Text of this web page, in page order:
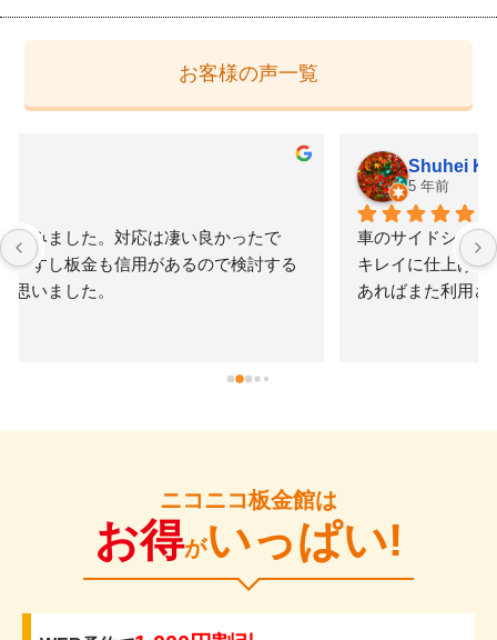
お客様の声一覧
車のサイドシルを擦ってしまい修理を依頼。早く安く
キレイに仕上げてもらえたのでかなり満足です。何か
あればまた利用させてもらいたいと思いました。
ニコニコ板金館は
お得がいっぱい!